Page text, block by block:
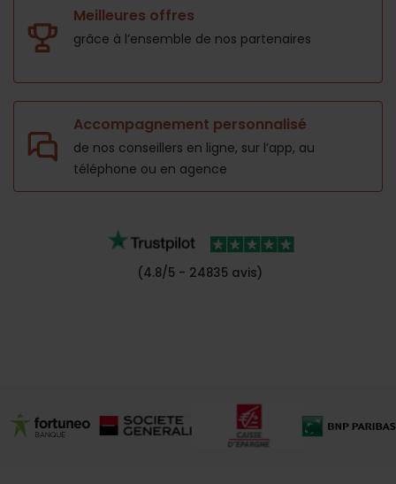
Meilleures offres
grâce à l’ensemble de nos partenaires
Accompagnement personnalisé
de nos conseillers en ligne, sur l’app, au
téléphone ou en agence
(4.8/5 - 24835 avis)